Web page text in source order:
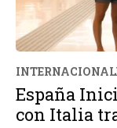
España
con Italia